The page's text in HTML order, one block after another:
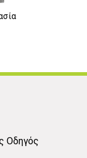
Οδηγός